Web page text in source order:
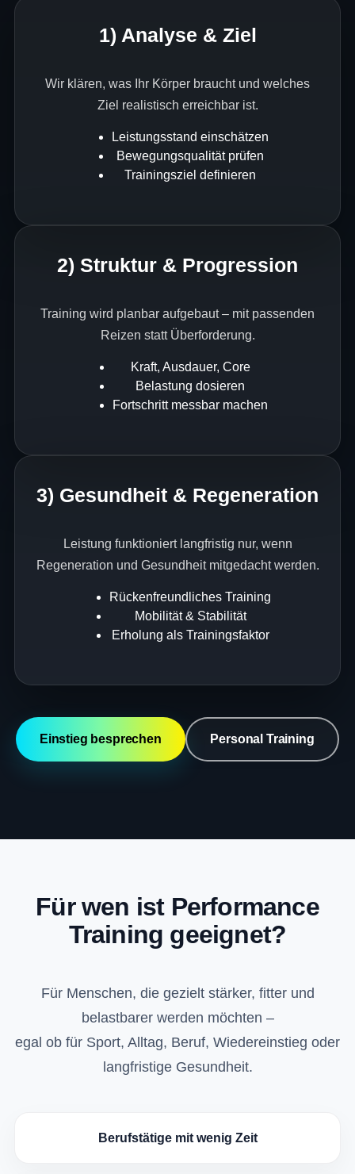
1) Analyse & Ziel
Wir klären, was Ihr Körper braucht und welches
Ziel realistisch erreichbar ist.
Leistungsstand einschätzen
Bewegungsqualität prüfen
Trainingsziel definieren
2) Struktur & Progression
Training wird planbar aufgebaut – mit passenden
Reizen statt Überforderung.
Kraft, Ausdauer, Core
Belastung dosieren
Fortschritt messbar machen
3) Gesundheit & Regeneration
Leistung funktioniert langfristig nur, wenn
Regeneration und Gesundheit mitgedacht werden.
Rückenfreundliches Training
Mobilität & Stabilität
Erholung als Trainingsfaktor
Einstieg besprechen Personal Training
Für wen ist Performance
Training geeignet?
Für Menschen, die gezielt stärker, fitter und
belastbarer werden möchten –
egal ob für Sport, Alltag, Beruf, Wiedereinstieg oder
langfristige Gesundheit.
Berufstätige mit wenig Zeit